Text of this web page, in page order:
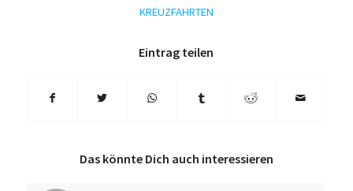
KREUZFAHRTEN
Eintrag teilen
Das könnte Dich auch interessieren